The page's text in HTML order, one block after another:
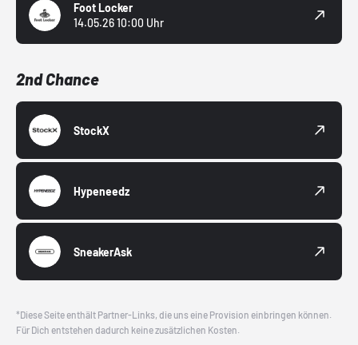
Foot Locker
14.05.26 10:00 Uhr
2nd Chance
StockX
Hypeneedz
SneakerAsk
*Diese Seite enthält Partner-Links, die uns eine Provision einbringen können.
Für Dich entstehen dadurch keine zusätzlichen Kosten.